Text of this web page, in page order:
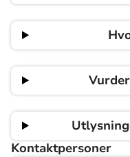
Kontaktpersoner